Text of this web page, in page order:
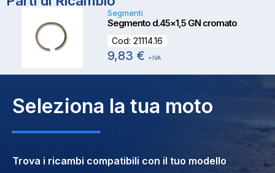
Segmenti
Segmento d.45×1,5 GN cromato
Cod: 21114.16
9,83 € +IVA
Seleziona la tua moto
Trova i ricambi compatibili con il tuo modello